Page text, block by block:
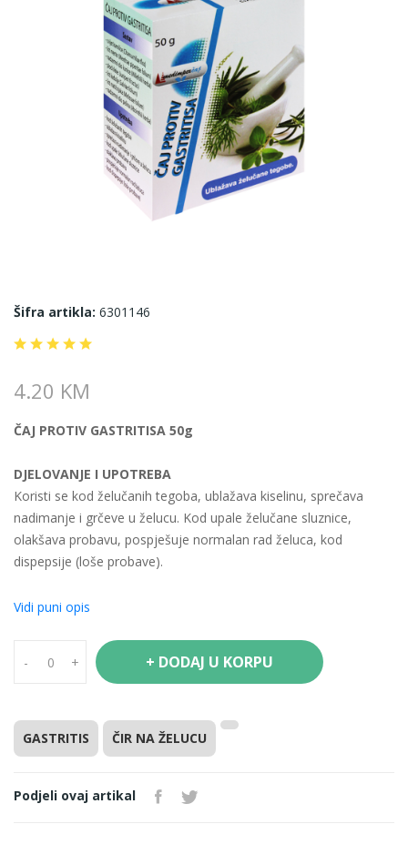
Šifra artikla: 6301146
4.20 KM
ČAJ PROTIV GASTRITISA 50g
DJELOVANJE I UPOTREBA
Koristi se kod želučanih tegoba, ublažava kiselinu, sprečava
nadimanje i grčeve u želucu. Kod upale želučane sluznice,
olakšava probavu, pospješuje normalan rad želuca, kod
dispepsije (loše probave).
SASTAV
List mente (Menthae piperitae folium)
Nadzemni dio kunice (Millefolii herba)
List matičnjaka (Melissae folium)
Nadzemni dio pelina (Absinthii herba)
PRIPREMANJE
Vidi puni opis
- + + DODAJ U KORPU
GASTRITIS ČIR NA ŽELUCU
Podjeli ovaj artikal